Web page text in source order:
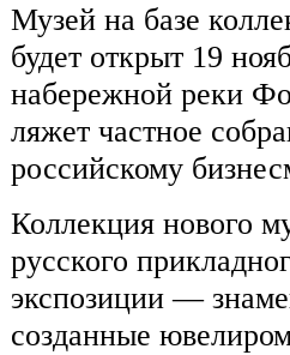
Музей на базе
будет открыт 19
набережной реки
ляжет частное
российскому
Коллекция нового
русского
экспозиции —
созданные